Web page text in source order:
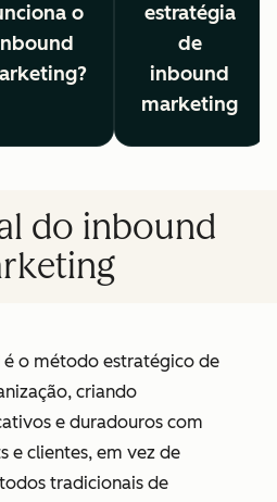
o
estratégia
de
inbound
marketing
do inbound
o método estratégico de
criando
e duradouros com
e clientes, em vez de
tradicionais de